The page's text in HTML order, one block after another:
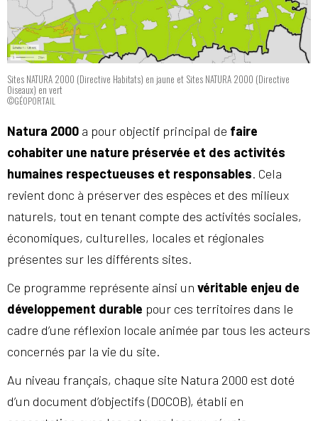
Sites NATURA 2000 (Directive Habitats) en jaune et Sites NATURA 2000 (Directive
Oiseaux) en vert
©GÉOPORTAIL
Natura 2000 a pour objectif principal de faire
cohabiter une nature préservée et des activités
humaines respectueuses et responsables. Cela
revient donc à préserver des espèces et des milieux
naturels, tout en tenant compte des activités sociales,
économiques, culturelles, locales et régionales
présentes sur les différents sites.
Ce programme représente ainsi un véritable enjeu de
développement durable pour ces territoires dans le
cadre d’une réflexion locale animée par tous les acteurs
concernés par la vie du site.
Au niveau français, chaque site Natura 2000 est doté
d’un document d’objectifs (DOCOB), établi en